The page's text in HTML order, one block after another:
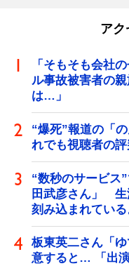
アク
「そもそも会社
ル事故被害者の
は…」
“爆死”報道の「
れでも視聴者の
“数秒のサービス
田武彦さん」 生
刻み込まれてい
板東英二さん「
意すると… 「出